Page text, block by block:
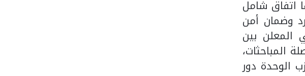
اتفاق شامل
وضمان أمن
المعلن بين
المباحثات،
الوحدة دور